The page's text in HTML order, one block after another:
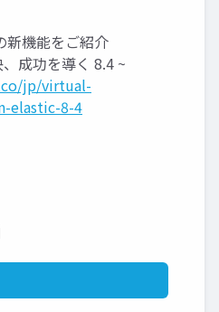
新機能をご紹介
成功を導く 8.4 ~
jp/virtual-
elastic-8-4